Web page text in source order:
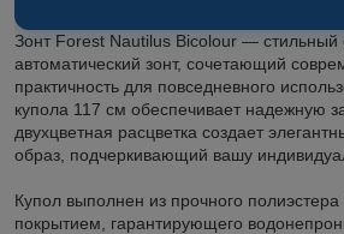
Зонт Forest Nautilus Bicolour — стильный
автоматический зонт, сочетающий
практичность для повседневного
купола 117 см обеспечивает надежную
двухцветная расцветка создает
образ, подчеркивающий вашу
Купол выполнен из прочного
покрытием, гарантирующего